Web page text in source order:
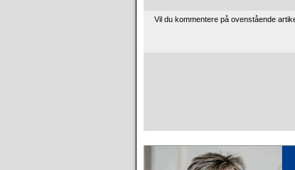
Vil du kommentere på ovenstående